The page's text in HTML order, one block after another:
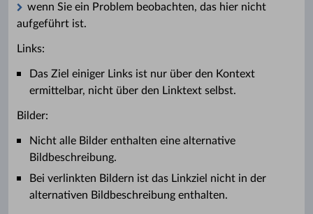
wenn Sie ein Problem beobachten, das hier nicht
aufgeführt ist.
Links:
Das Ziel einiger Links ist nur über den Kontext
ermittelbar, nicht über den Linktext selbst.
Bilder:
Nicht alle Bilder enthalten eine alternative
Bildbeschreibung.
Bei verlinkten Bildern ist das Linkziel nicht in der
alternativen Bildbeschreibung enthalten.